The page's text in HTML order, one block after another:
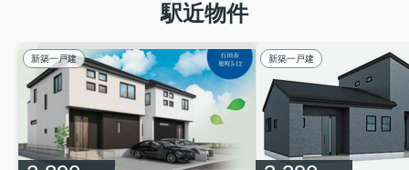
駅近物件
新築一戸建 新築一戸建